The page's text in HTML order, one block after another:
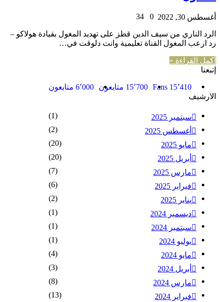
أغسطس 30, 2022 0
الرد الناري من سيف الدين قطز على تهديد المغول بقيادة هولاكو –
رد ارعب المغول القناة تعليمية وانت دلوقت في…
أكمل القراءة »
إتبعنا
15٬410 Fans 15٬700 متابعون 6٬000 متابعون
الارشيف
سبتمبر 2025
(1)
أغسطس 2025
(2)
مايو 2025
(20)
أبريل 2025
(20)
مارس 2025
(7)
فبراير 2025
(6)
يناير 2025
(2)
ديسمبر 2024
(1)
سبتمبر 2024
(1)
يوليو 2024
(1)
مايو 2024
(4)
أبريل 2024
(3)
مارس 2024
(8)
فبراير 2024
(13)